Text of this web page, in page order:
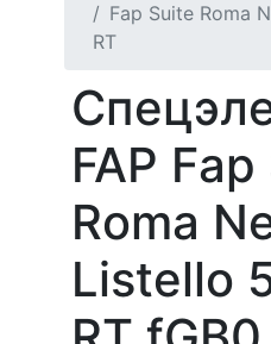
Fap Suite Roma
RT
FAP
Roma
Listello